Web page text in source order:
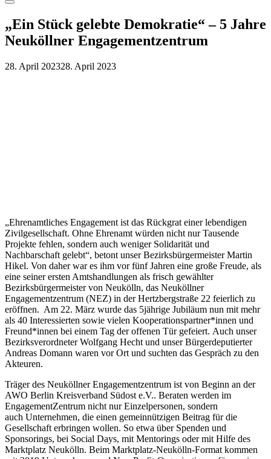
Menu
„Ein Stück gelebte Demokratie“ – 5 Jahre
Neuköllner Engagementzentrum
28. April 202328. April 2023
„Ehrenamtliches Engagement ist das Rückgrat einer lebendigen
Zivilgesellschaft. Ohne Ehrenamt würden nicht nur Tausende
Projekte fehlen, sondern auch weniger Solidarität und
Nachbarschaft gelebt“, betont unser Bezirksbürgermeister Martin
Hikel. Von daher war es ihm vor fünf Jahren eine große Freude, als
eine seiner ersten Amtshandlungen als frisch gewählter
Bezirksbürgermeister von Neukölln, das Neuköllner
Engagementzentrum (NEZ) in der Hertzbergstraße 22 feierlich zu
eröffnen. Am 22. März wurde das 5jährige Jubiläum nun mit mehr
als 40 Interessierten sowie vielen Kooperationspartner*innen und
Freund*innen bei einem Tag der offenen Tür gefeiert. Auch unser
Bezirksverordneter Wolfgang Hecht und unser Bürgerdeputierter
Andreas Domann waren vor Ort und suchten das Gespräch zu den
Akteuren.
Träger des Neuköllner Engagementzentrum ist von Beginn an der
AWO Berlin Kreisverband Südost e.V.. Beraten werden im
EngagementZentrum nicht nur Einzelpersonen, sondern
auch Unternehmen, die einen gemeinnützigen Beitrag für die
Gesellschaft erbringen wollen. So etwa über Spenden und
Sponsorings, bei Social Days, mit Mentorings oder mit Hilfe des
Marktplatz Neukölln. Beim Marktplatz-Neukölln-Format kommen